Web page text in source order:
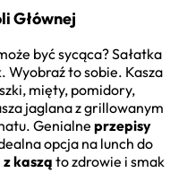
Głównej
być sycąca? Sałatka
Wyobraź to sobie. Kasza
mięty, pomidory,
jaglana z grillowanym
Genialne przepisy
opcja na lunch do
kaszą to zdrowie i smak